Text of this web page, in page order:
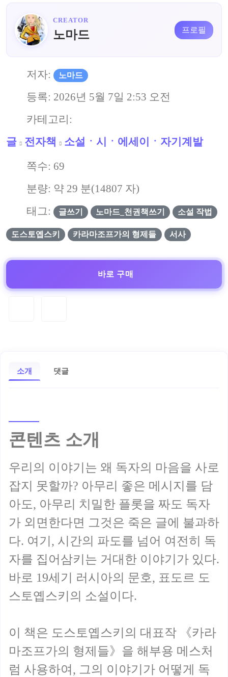
CREATOR
노마드 프로필
저자: 노마드
등록: 2026년 5월 7일 2:53 오전
카테고리:
글
전자책 소설ㆍ시ㆍ에세이ㆍ자기계발
쪽수: 69
분량: 약 29 분(14807 자)
태그:
글쓰기 노마드_천권책쓰기 소설 작법
도스토옙스키 카라마조프가의 형제들 서사
바로 구매
소개 댓글
콘텐츠 소개
우리의 이야기는 왜 독자의 마음을 사로
잡지 못할까? 아무리 좋은 메시지를 담
아도, 아무리 치밀한 플롯을 짜도 독자
가 외면한다면 그것은 죽은 글에 불과하
다. 여기, 시간의 파도를 넘어 여전히 독
자를 집어삼키는 거대한 이야기가 있다.
바로 19세기 러시아의 문호, 표도르 도
스토옙스키의 소설이다.
이 책은 도스토옙스키의 대표작 《카라
마조프가의 형제들》을 해부용 메스처
럼 사용하여, 그의 이야기가 어떻게 독